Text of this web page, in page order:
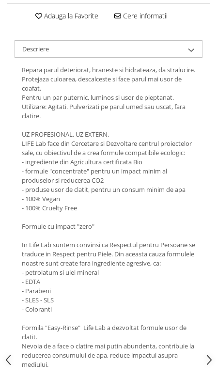
Adauga la Favorite Cere informatii
Descriere
Repara parul deteriorat, hraneste si hidrateaza, da stralucire.
Protejaza culoarea, descalceste si face parul mai usor de
coafat.
Pentru un par puternic, luminos si usor de pieptanat.
Utilizare: Agitati. Pulverizati pe parul umed sau uscat, fara
clatire.
UZ PROFESIONAL. UZ EXTERN.
LIFE Lab face din Cercetare si Dezvoltare centrul proiectelor
sale, cu obiectivul de a crea formule compatibile ecologic:
- ingrediente din Agricultura certificata Bio
- formule "concentrate" pentru un impact minim al
produselor si reducerea CO2
- produse usor de clatit, pentru un consum minim de apa
- 100% Vegan
- 100% Cruelty Free
Formule cu impact "zero"
In Life Lab suntem convinsi ca Respectul pentru Persoane se
traduce in Respect pentru Piele. Din aceasta cauza formulele
noastre sunt create fara ingrediente agresive, ca:
- petrolatum si ulei mineral
- EDTA
- Parabeni
- SLES - SLS
- Coloranti
Formila "Easy-Rinse" Life Lab a dezvoltat formule usor de
clatit.
Nevoia de a face o clatire mai putin abundenta, contribuie la
reducerea consumului de apa, reduce impactul asupra
mediului.